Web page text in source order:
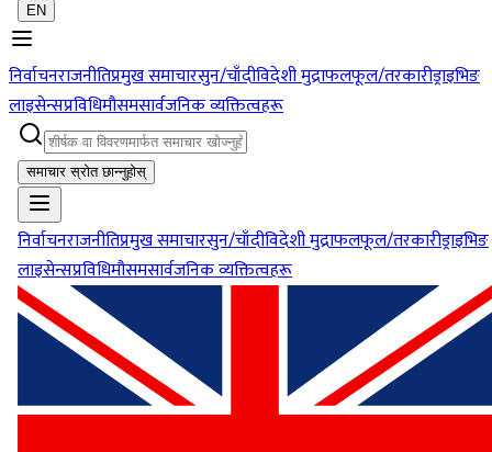
EN
निर्वाचनराजनीतिप्रमुख समाचारसुन/चाँदीविदेशी मुद्राफलफूल/तरकारीड्राइभिङ
लाइसेन्सप्रविधिमौसमसार्वजनिक व्यक्तित्वहरू
समाचार स्रोत छान्नुहोस्
निर्वाचनराजनीतिप्रमुख समाचारसुन/चाँदीविदेशी मुद्राफलफूल/तरकारीड्राइभिङ
लाइसेन्सप्रविधिमौसमसार्वजनिक व्यक्तित्वहरू